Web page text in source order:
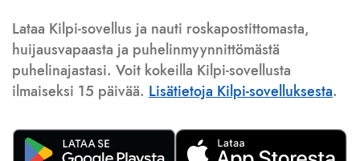
Lataa Kilpi-sovellus ja nauti roskapostittomasta,
huijausvapaasta ja puhelinmyynnittömästä
puhelinajastasi. Voit kokeilla Kilpi-sovellusta
ilmaiseksi 15 päivää. Lisätietoja Kilpi-sovelluksesta.